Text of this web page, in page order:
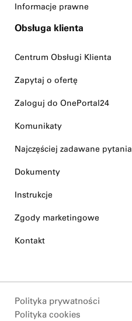
Informacje prawne
Obsługa klienta
Centrum Obsługi Klienta
Zapytaj o ofertę
Zaloguj do OnePortal24
Komunikaty
Najczęściej zadawane pytania
Dokumenty
Instrukcje
Zgody marketingowe
Kontakt
Polityka prywatności
Polityka cookies